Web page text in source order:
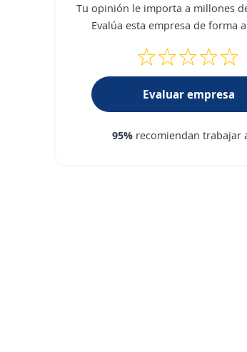
Tu opinión le importa a millones
Evalúa esta empresa de forma
Evaluar empresa
95%recomiendan trabajar